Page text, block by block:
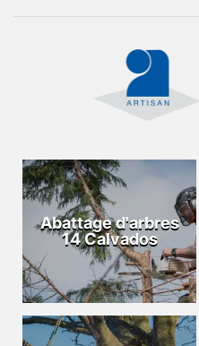
Abattage d'arbres
14 Calvados